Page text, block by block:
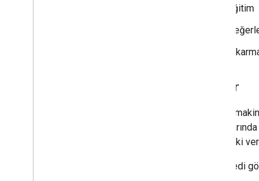
Eğitim
Veriler
Veriler,
aşağıdaki
kedi